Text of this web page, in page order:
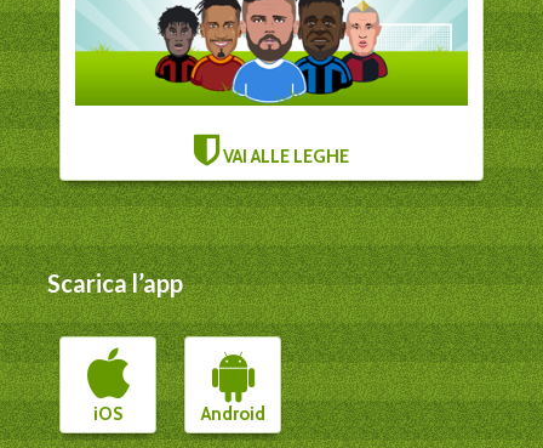
VAI ALLE LEGHE
Scarica l’app
iOS Android